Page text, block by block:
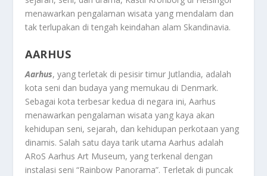
menawarkan pengalaman wisata yang mendalam dan
tak terlupakan di tengah keindahan alam Skandinavia.
AARHUS
Aarhus, yang terletak di pesisir timur Jutlandia, adalah
kota seni dan budaya yang memukau di Denmark.
Sebagai kota terbesar kedua di negara ini, Aarhus
menawarkan pengalaman wisata yang kaya akan
kehidupan seni, sejarah, dan kehidupan perkotaan yang
dinamis. Salah satu daya tarik utama Aarhus adalah
ARoS Aarhus Art Museum, yang terkenal dengan
instalasi seni “Rainbow Panorama”. Terletak di puncak